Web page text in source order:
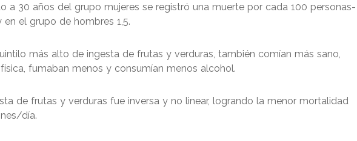
a 30 años del grupo mujeres se registró una muerte por cada 100 personas-
el grupo de hombres 1,5.
más alto de ingesta de frutas y verduras, también comían más sano,
fumaban menos y consumían menos alcohol.
de frutas y verduras fue inversa y no linear, logrando la menor mortalidad
día.